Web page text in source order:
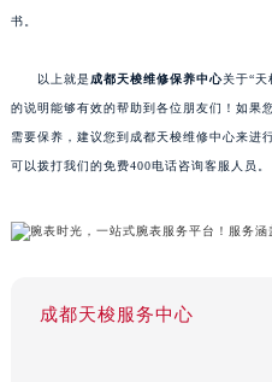
书。
以上就是 成都天梭维修保养中心关于“天
的说明能够有效的帮助到各位朋友们！如果
需要保养，建议您到成都天梭维修中心来进
可以拨打我们的免费400电话咨询客服人员。
成都天梭服务中心